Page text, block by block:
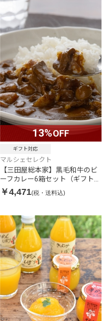
13%OFF
ギフト対応
マルシェセレクト
【三田屋総本家】黒毛和牛のビ
ーフカレー6箱セット（ギフト
箱）
￥4,471(税・送料込)